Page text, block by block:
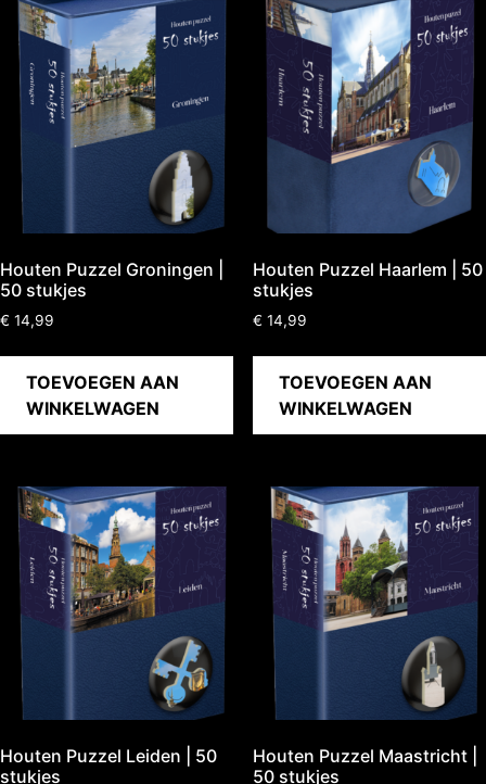
Houten Puzzel Groningen |
50 stukjes
€ 14,99
TOEVOEGEN AAN
WINKELWAGEN
Houten Puzzel Haarlem | 50
stukjes
€ 14,99
TOEVOEGEN AAN
WINKELWAGEN
Houten Puzzel Leiden | 50
stukjes
Houten Puzzel Maastricht |
50 stukjes